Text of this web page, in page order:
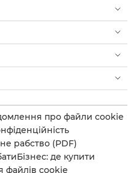
про файли cookie
рабство (PDF)
Бізнес: де купити
файлів cookie